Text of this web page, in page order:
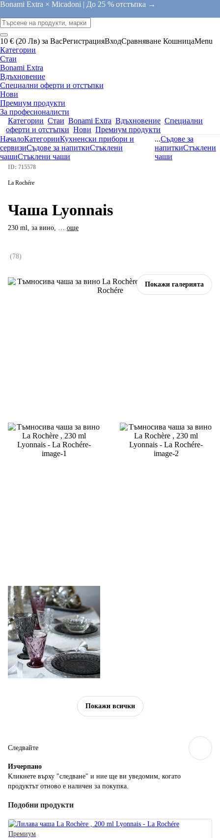
Bonami Extra × Micadoni | До 25 % отстъпка →
10 € (20 Лв) за ВасРегистрацияВходСравняване КошницаMenu
Категории
Стаи
Bonami Extra
Вдъхновение
Специални оферти и отстъпки
Нови
Премиум продукти
За професионалисти
Категории Стаи Bonami Extra Вдъхновение Специални
оферти и отстъпки Нови Премиум продукти
НачалоКатегорииКухненски прибори и
сервизиСъдове за напиткиСтъклени
чашиСтъклени чаши
...Съдове за
напиткиСтъклени
чаши
Покажи галерията
Покажи всички
ID: 715578
La Rochére
Чаша Lyonnais
230 ml, за вино, … още
(78)
Следвайте
Изчерпанo
Кликнете върху "следване" и ние ще ви уведомим, когато
продуктът отново е наличен за покупка.
Подобни продукти
Премиум